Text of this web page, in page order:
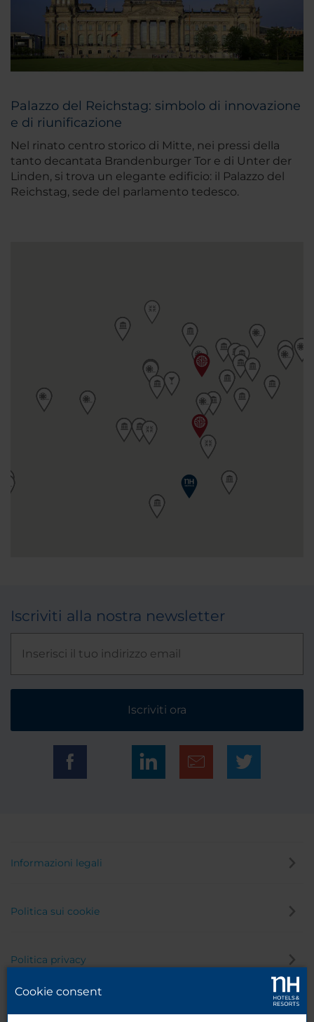
Palazzo del Reichstag: simbolo di innovazione
e di riunificazione
Nel rinato centro storico di Mitte, nei pressi della
tanto decantata Brandenburger Tor e di Unter der
Linden, si trova un elegante edificio: il Palazzo del
Reichstag, sede del parlamento tedesco.
Iscriviti alla nostra newsletter
Iscriviti ora
Informazioni legali
Politica sui cookie
Politica privacy
Cookie consent